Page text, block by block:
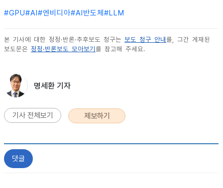
#GPU#AI #엔비디아#AI반도체 #LLM
본 기사에 대한 정정·반론·추후보도 청구는 보도 청구 안내 를, 그간 게재된
보도문은 정정·반론보도 모아보기 를 참고해 주세요.
명세환 기자
기사 전체보기 제보하기
댓글